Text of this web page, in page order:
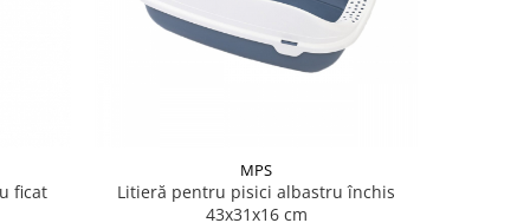
ficat
MPS
Litieră pentru pisici albastru închis
43x31x16 cm